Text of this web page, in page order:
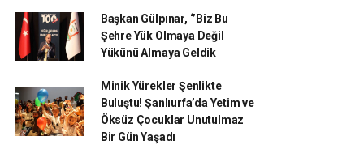
Başkan Gülpınar, ‘’Biz Bu
Şehre Yük Olmaya Değil
Yükünü Almaya Geldik
Minik Yürekler Şenlikte
Buluştu! Şanlıurfa’da Yetim ve
Öksüz Çocuklar Unutulmaz
Bir Gün Yaşadı